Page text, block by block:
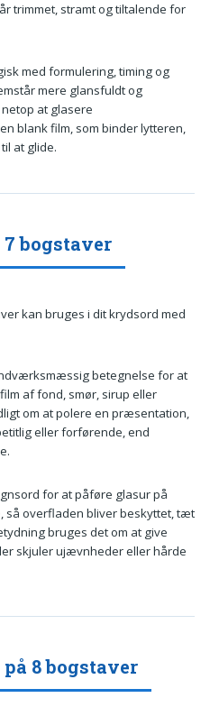
trimmet, stramt og tiltalende for
med formulering, timing og
mere glansfuldt og
at glasere
blank film, som binder lytteren,
at glide.
bogstaver
kan bruges i dit krydsord med
betegnelse for at
af fond, smør, sirup eller
om at polere en præsentation,
eller forførende, end
for at påføre glasur på
så overfladen bliver beskyttet, tæt
bruges det om at give
skjuler ujævnheder eller hårde
8 bogstaver